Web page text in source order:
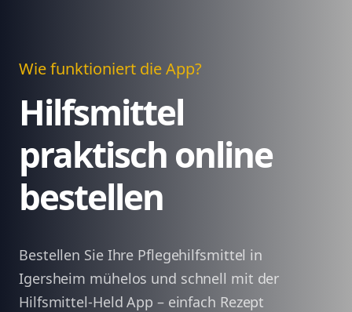
Wie funktioniert die App?
Hilfsmittel
praktisch online
bestellen
Bestellen Sie Ihre Pflegehilfsmittel in
Igersheim mühelos und schnell mit der
Hilfsmittel-Held App – einfach Rezept